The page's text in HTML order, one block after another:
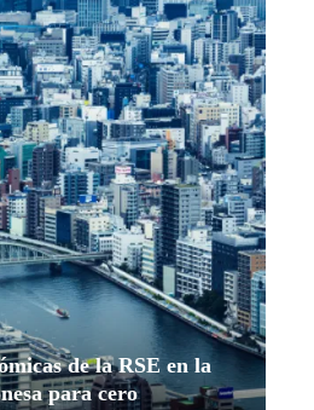
de la RSE en la
para cero